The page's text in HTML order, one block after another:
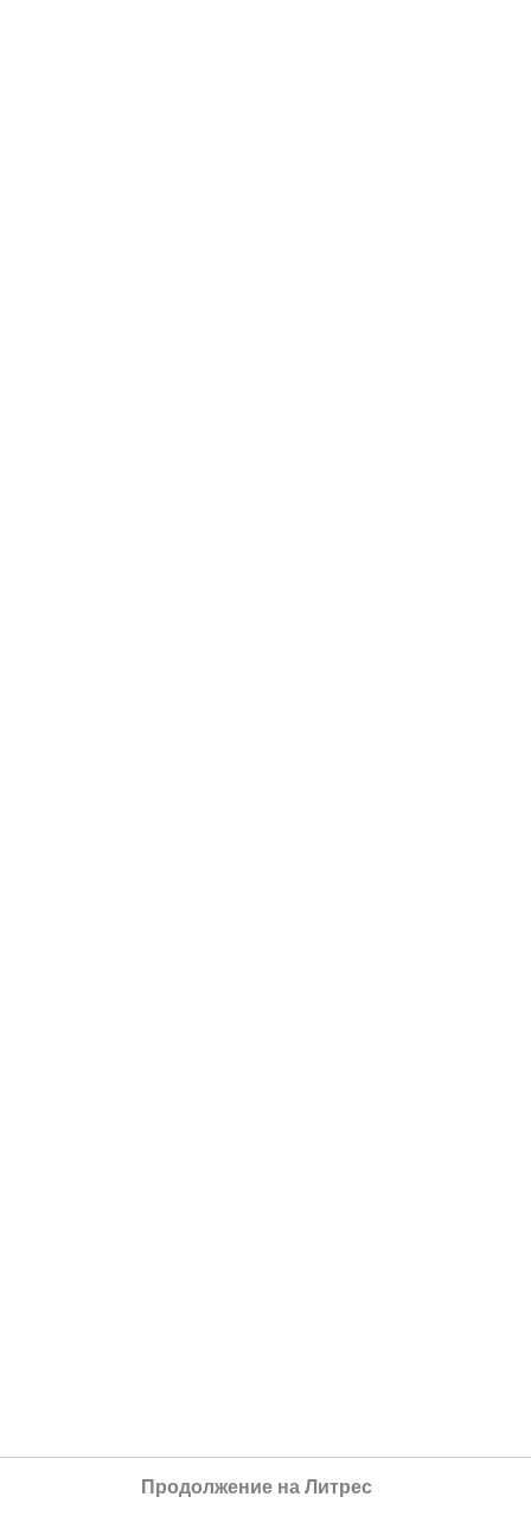
Продолжение на Литрес